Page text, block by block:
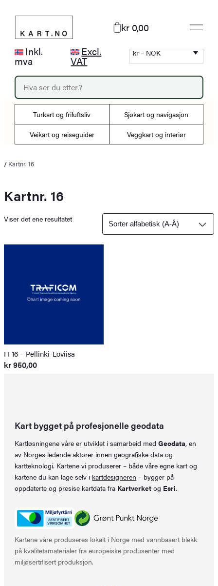
innhold
kr 0,00
Inkl.
mva
Excl.
VAT
kr – NOK
P
o
d
c
s
e
c
Turkart og friluftsliv Sjøkart og navigasjon
Veikart og reiseguider Veggkart og interiør
/ Kartnr. 16
Kartnr. 16
Viser det ene resultatet
FI 16 – Pellinki-Loviisa
kr950,00
Kart bygget på profesjonelle geodata
Kartløsningene våre er utviklet i samarbeid medGeodata, en
av Norges ledende aktører innen geografiske data og
kartteknologi. Kartene vi produserer – både våre egne kart og
kartene du kan lage selv i kartdesigneren – bygger på
oppdaterte og presise kartdata fra Kartverket og Esri.
Kartene våre produseres lokalt i Norge med vannbasert blekk
på kvalitetsmaterialer fra europeiske produsenter med
miljøsertifisert produksjon.